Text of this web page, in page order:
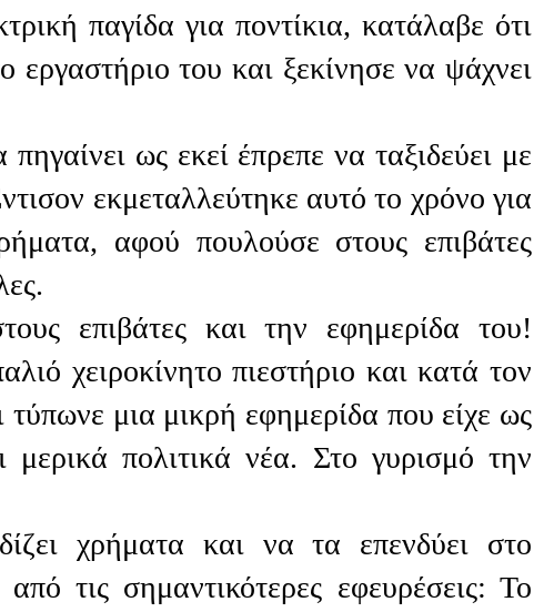
παγίδα για ποντίκια, κατάλαβε ότι
εργαστήριο του και ξεκίνησε να ψάχνει
ως εκεί έπρεπε να ταξιδεύει με
εκμεταλλεύτηκε αυτό το χρόνο για
αφού πουλούσε στους επιβάτες
επιβάτες και την εφημερίδα του!
χειροκίνητο πιεστήριο και κατά τον
τύπωνε μια μικρή εφημερίδα που είχε ως
πολιτικά νέα. Στο γυρισμό την
χρήματα και να τα επενδύει στο
τις σημαντικότερες εφευρέσεις: Το